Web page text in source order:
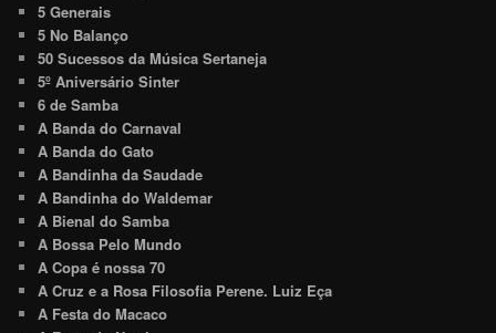
5 Generais
5 No Balanço
50 Sucessos da Música Sertaneja
5º Aniversário Sinter
6 de Samba
A Banda do Carnaval
A Banda do Gato
A Bandinha da Saudade
A Bandinha do Waldemar
A Bienal do Samba
A Bossa Pelo Mundo
A Copa é nossa 70
A Cruz e a Rosa Filosofia Perene. Luiz Eça
A Festa do Macaco